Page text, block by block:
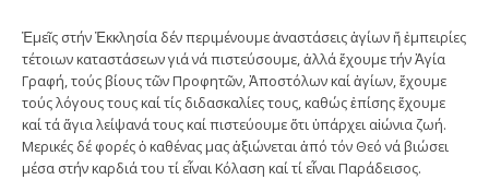
Ἐμεῖς στήν Ἐκκλησία δέν περιμένουμε ἀναστάσεις ἁγίων ἤ ἐμπειρίες
τέτοιων καταστάσεων γιά νά πιστεύσουμε, ἀλλά ἔχουμε τήν Ἁγία
Γραφή, τούς βίους τῶν Προφητῶν, Ἀποστόλων καί ἁγίων, ἔχουμε
τούς λόγους τους καί τίς διδασκαλίες τους, καθώς ἐπίσης ἔχουμε
καί τά ἅγια λείψανά τους καί πιστεύουμε ὅτι ὑπάρχει αἰώνια ζωή.
Μερικές δέ φορές ὁ καθένας μας ἀξιώνεται ἀπό τόν Θεό νά βιώσει
μέσα στήν καρδιά του τί εἶναι Κόλαση καί τί εἶναι Παράδεισος.